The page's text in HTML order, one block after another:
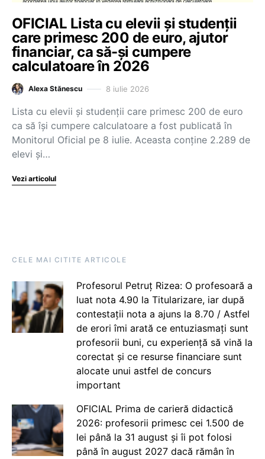
OFICIAL Lista cu elevii și studenții
care primesc 200 de euro, ajutor
financiar, ca să-și cumpere
calculatoare în 2026
Alexa Stănescu 8 iulie 2026
Lista cu elevii și studenții care primesc 200 de euro
ca să își cumpere calculatoare a fost publicată în
Monitorul Oficial pe 8 iulie. Aceasta conține 2.289 de
elevi și…
Vezi articolul
CELE MAI CITITE ARTICOLE
Profesorul Petruț Rizea: O profesoară a
luat nota 4.90 la Titularizare, iar după
contestații nota a ajuns la 8.70 / Astfel
de erori îmi arată ce entuziasmați sunt
profesorii buni, cu experiență să vină la
corectat și ce resurse financiare sunt
alocate unui astfel de concurs
important
OFICIAL Prima de carieră didactică
2026: profesorii primesc cei 1.500 de
lei până la 31 august și îi pot folosi
până în august 2027 dacă rămân în